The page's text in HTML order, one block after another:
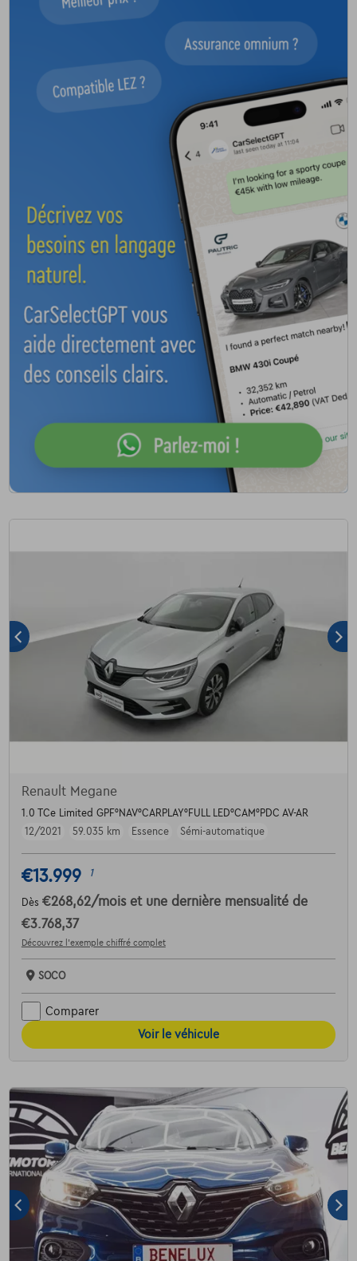
Renault Megane
1.0 TCe Limited GPF°NAV°CARPLAY°FULL LED°CAM°PDC AV-AR
12/2021
59.035 km Essence Sémi-automatique
€13.999 1
Dès €268,62/mois et une dernière mensualité de
€3.768,37
Découvrez l’exemple chiffré complet
SOCO
Comparer
Voir le véhicule